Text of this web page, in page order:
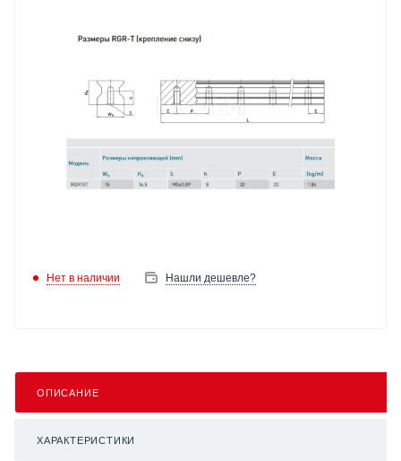
Нет в наличии Нашли дешевле?
ОПИСАНИЕ
ХАРАКТЕРИСТИКИ